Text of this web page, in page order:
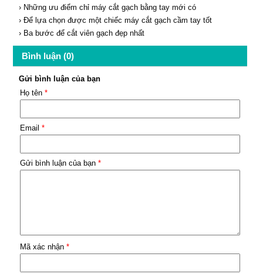
› Những ưu điểm chỉ máy cắt gạch bằng tay mới có
› Để lựa chọn được một chiếc máy cắt gạch cầm tay tốt
› Ba bước để cắt viên gạch đẹp nhất
Bình luận (0)
Gửi bình luận của bạn
Họ tên *
Email *
Gửi bình luận của bạn *
Mã xác nhận *